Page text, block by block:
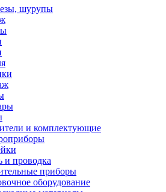
шурупы
и комплектующие
и проводка
приборы
оборудование